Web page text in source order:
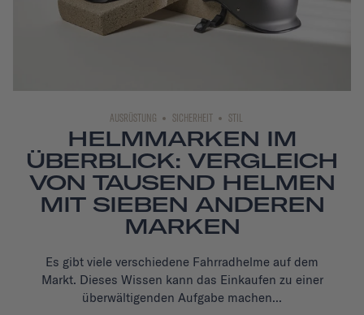
AUSRÜSTUNG SICHERHEIT STIL
HELMMARKEN IM
ÜBERBLICK: VERGLEICH
VON TAUSEND HELMEN
MIT SIEBEN ANDEREN
MARKEN
Es gibt viele verschiedene Fahrradhelme auf dem
Markt. Dieses Wissen kann das Einkaufen zu einer
überwältigenden Aufgabe machen...